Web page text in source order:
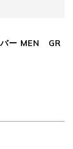
ー MEN GR